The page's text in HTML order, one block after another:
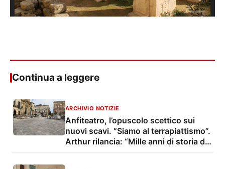
Continua a leggere
ARCHIVIO NOTIZIE
Anfiteatro, l’opuscolo scettico sui
nuovi scavi. “Siamo al terrapiattismo”.
Arthur rilancia: “Mille anni di storia da